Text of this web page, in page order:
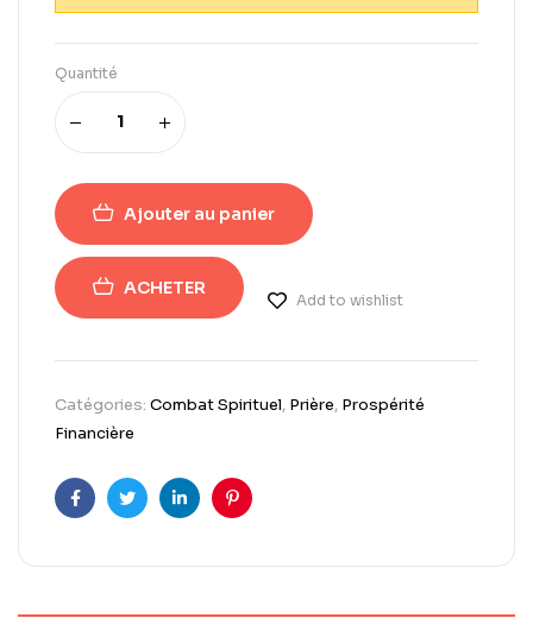
Quantité
Ajouter au panier
ACHETER
Add to wishlist
Catégories: Combat Spirituel, Prière, Prospérité
Financière
FacebookTwitterLinkedinPinterest